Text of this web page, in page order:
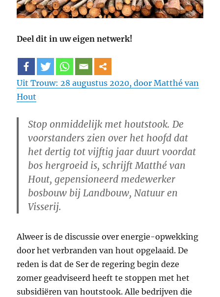
Deel dit in uw eigen netwerk!
Uit Trouw: 28 augustus 2020, door Matthé van
Hout
Stop onmiddelijk met houtstook. De
voorstanders zien over het hoofd dat
het dertig tot vijftig jaar duurt voordat
bos hergroeid is, schrijft Matthé van
Hout, gepensioneerd medewerker
bosbouw bij Landbouw, Natuur en
Visserij.
Alweer is de discussie over energie-opwekking
door het verbranden van hout opgelaaid. De
reden is dat de Ser de regering ­begin deze
zomer geadviseerd heeft te stoppen met het
subsidiëren van houtstook. Alle bedrijven die